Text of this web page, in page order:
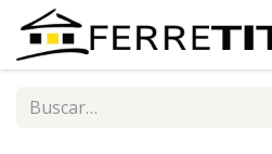
Ir al contenido